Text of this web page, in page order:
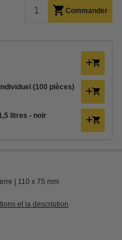
Commander
(100 pièces)
litres - noir
110 x 75 mm
et la description